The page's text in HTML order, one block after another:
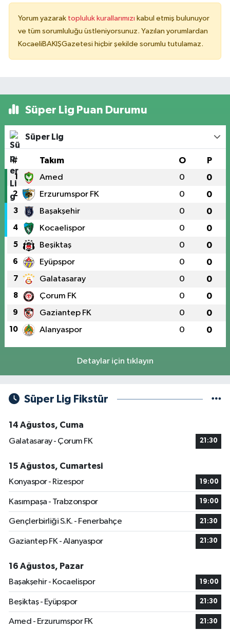
Yorum yazarak topluluk kurallarımızı kabul etmiş bulunuyor
ve tüm sorumluluğu üstleniyorsunuz. Yazılan yorumlardan
KocaeliBAKIŞGazetesi hiçbir şekilde sorumlu tutulamaz.
Süper Lig Puan Durumu
Süper Lig
# Takım O P
1 Amed 0 0
2 Erzurumspor FK 0 0
3 Başakşehir 0 0
4 Kocaelispor 0 0
5 Beşiktaş 0 0
6 Eyüpspor 0 0
7 Galatasaray 0 0
8 Çorum FK 0 0
9 Gaziantep FK 0 0
10 Alanyaspor 0 0
Detaylar için tıklayın
Süper Lig Fikstür
14 Ağustos, Cuma
Galatasaray - Çorum FK
21:30
15 Ağustos, Cumartesi
Konyaspor - Rizespor
19:00
Kasımpaşa - Trabzonspor 19:00
Gençlerbirliği S.K. - Fenerbahçe 21:30
Gaziantep FK - Alanyaspor 21:30
16 Ağustos, Pazar
Başakşehir - Kocaelispor
19:00
Beşiktaş - Eyüpspor 21:30
Amed - Erzurumspor FK 21:30